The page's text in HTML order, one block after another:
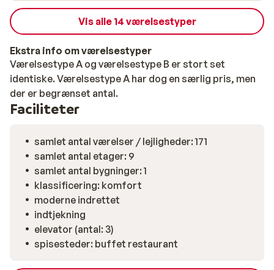
Vis alle 14 værelsestyper
Ekstra info om værelsestyper
Værelsestype A og værelsestype B er stort set
identiske. Værelsestype A har dog en særlig pris, men
der er begrænset antal.
Faciliteter
samlet antal værelser / lejligheder: 171
samlet antal etager: 9
samlet antal bygninger: 1
klassificering: komfort
moderne indrettet
indtjekning
elevator (antal: 3)
spisesteder: buffet restaurant